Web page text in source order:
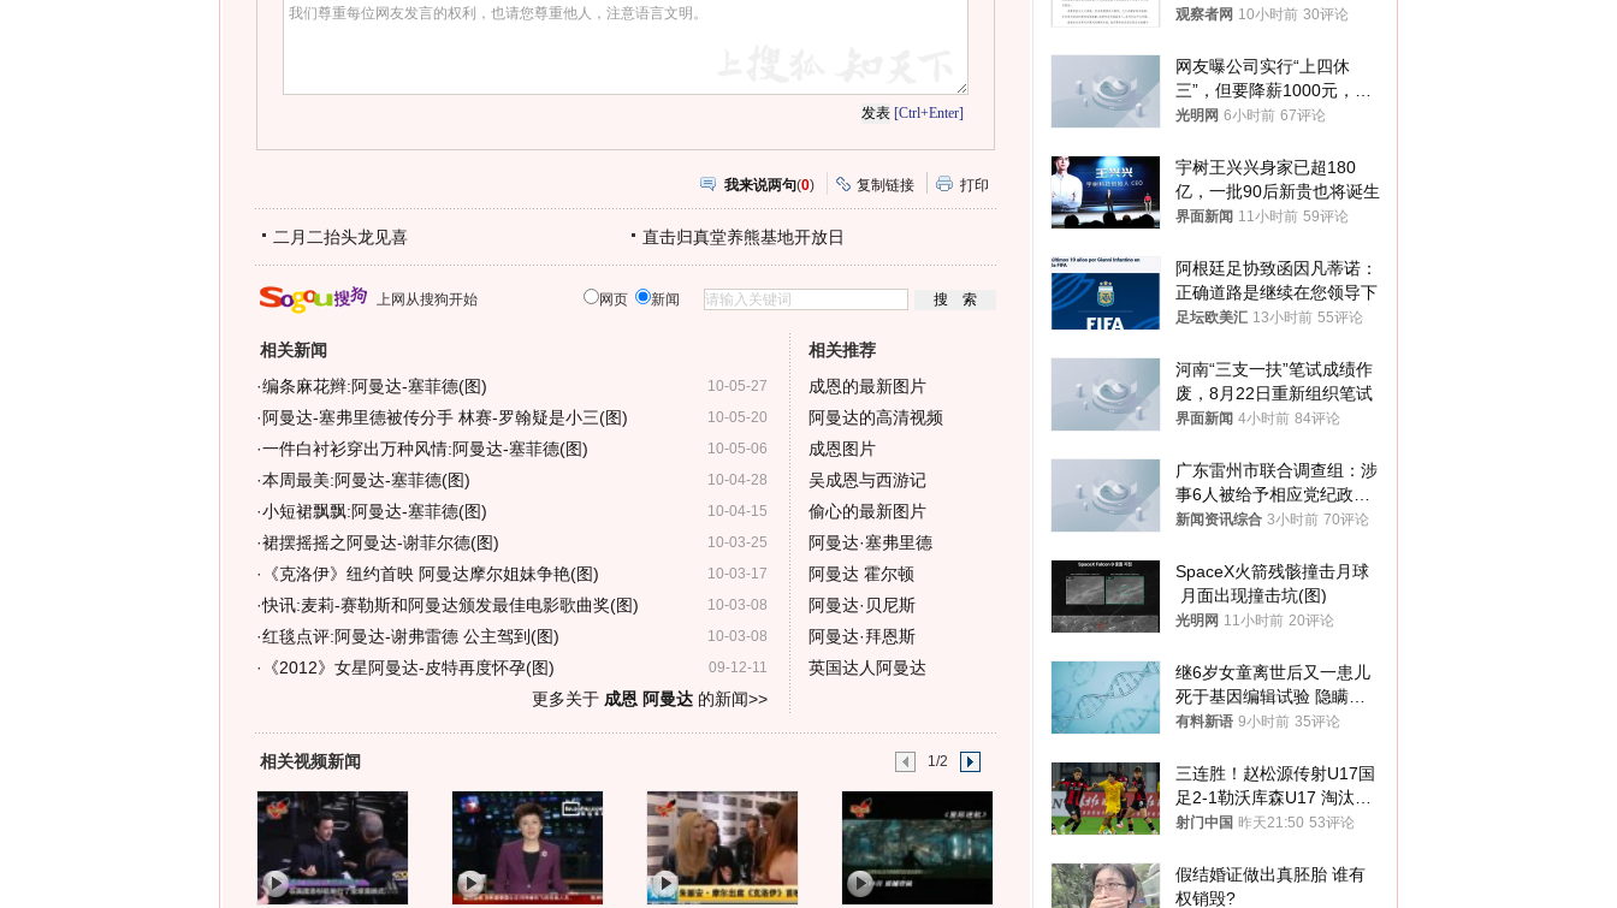
[Ctrl+Enter]
我来说两句(0) 复制链接 打印
二月二抬头龙见喜 直击归真堂养熊基地开放日
上网从搜狗开始 网页 新闻
相关新闻
10-05-27
·编条麻花辫:阿曼达-塞菲德(图)
10-05-20
· 阿曼达-塞弗里德被传分手 林赛-罗翰疑是小三(图)
10-05-06
·一件白衬衫穿出万种风情:阿曼达-塞菲德(图)
10-04-28
·本周最美:阿曼达-塞菲德(图)
10-04-15
·小短裙飘飘:阿曼达-塞菲德(图)
10-03-25
·裙摆摇摇之阿曼达-谢菲尔德(图)
10-03-17
· 《克洛伊》纽约首映 阿曼达摩尔姐妹争艳(图)
10-03-08
·快讯:麦莉-赛勒斯和阿曼达颁发最佳电影歌曲奖(图)
10-03-08
·红毯点评:阿曼达-谢弗雷德 公主驾到(图)
09-12-11
· 《2012》女星阿曼达-皮特再度怀孕(图)
更多关于 成恩 阿曼达的新闻>>
相关推荐
成恩的最新图片
阿曼达的高清视频
成恩图片
吴成恩与西游记
偷心的最新图片
阿曼达·塞弗里德
阿曼达 霍尔顿
阿曼达·贝尼斯
阿曼达·拜恩斯
英国达人阿曼达
相关视频新闻 1/2
澄清，所发视频情况不属实
观察者网 10小时前 30评论
网友曝公司实行“上四休
三”，但要降薪1000元，不
接受只能辞职
光明网 6小时前 67评论
宇树王兴兴身家已超180
亿，一批90后新贵也将诞生
界面新闻 11小时前 59评论
阿根廷足协致函因凡蒂诺：
正确道路是继续在您领导下
足坛欧美汇 13小时前 55评论
河南“三支一扶”笔试成绩作
废，8月22日重新组织笔试
界面新闻 4小时前 84评论
广东雷州市联合调查组：涉
事6人被给予相应党纪政务
处分和组织处理
新闻资讯综合 3小时前 70评论
SpaceX火箭残骸撞击月球
月面出现撞击坑(图)
光明网 11小时前 20评论
继6岁女童离世后又一患儿
死于基因编辑试验 隐瞒一
年才对外披露
有料新语 9小时前 35评论
三连胜！赵松源传射U17国
足2-1勒沃库森U17 淘汰赛
将战河床
射门中国 昨天21:50 53评论
假结婚证做出真胚胎 谁有
权销毁?